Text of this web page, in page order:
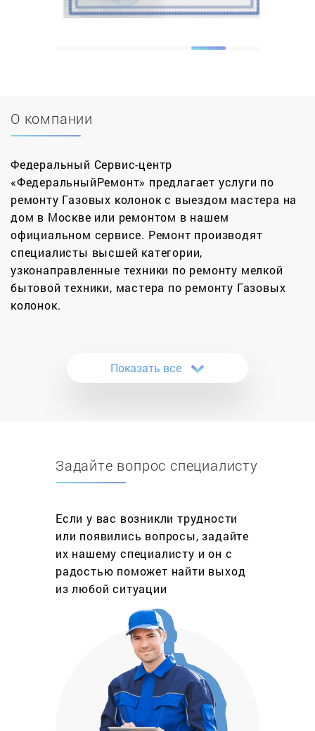
О компании
Федеральный Сервис-центр
«ФедеральныйРемонт» предлагает услуги по
ремонту Газовых колонок с выездом мастера на
дом в Москве или ремонтом в нашем
официальном сервисе. Ремонт производят
специалисты высшей категории,
узконаправленные техники по ремонту мелкой
бытовой техники, мастера по ремонту Газовых
колонок.
единственный способ приготовить теплую воду в
домашнем быту. Независимо от интенсивности
испорченная газовая колонка становится
головной болью.
Теперь рассмотри причины, по которым
отказывается работать газовая колонка,
разделим их на два вида:
Механический: износ рабочих элементов
(порвалась мембрана, сгорела термопара,
чувствительный датчик);
Естественный: засор горелки, трубки
запальника, радиатора — что существенно
снижает КПД.
Показать все
Задайте вопрос специалисту
Если у вас возникли трудности
или появились вопросы, задайте
их нашему специалисту и он с
радостью поможет найти выход
из любой ситуации